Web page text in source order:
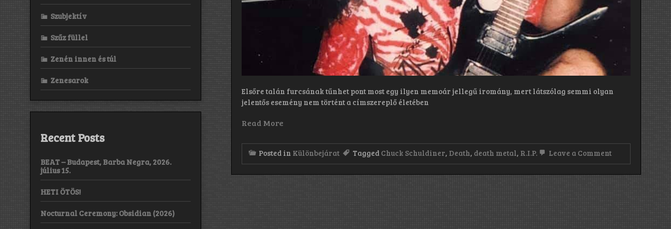
Elsőre talán furcsának tűnhet pont most egy ilyen memoár jellegű iromány, mert látszólag semmi olyan
jelentős esemény nem történt a címszereplő életében
Read More
Posted in Különbejárat Tagged Chuck Schuldiner, Death, death metal, R.I.P. Leave a Commenton
–
Szubjektív
Szűz füllel
Zenén innen és túl
Zenesarok
Recent Posts
BEAT – Budapest, Barba Negra, 2026.
július 15.
HETI ÖTÖS!
Nocturnal Ceremony: Obsidian (2026)